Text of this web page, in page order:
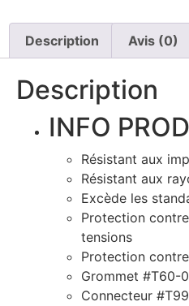
Description Avis (0)
Description
INFO
Résistant aux
Résistant aux
Excède les
Protection
tensions
Protection
Grommet #T60-
Connecteur